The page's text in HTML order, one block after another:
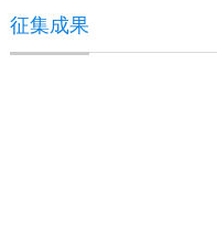
征集成果